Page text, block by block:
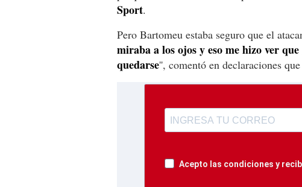
Sport.
Pero Bartomeu estaba seguro que el
miraba a los ojos y eso me hizo ver
quedarse'', comentó en declaraciones
Acepto las condiciones y